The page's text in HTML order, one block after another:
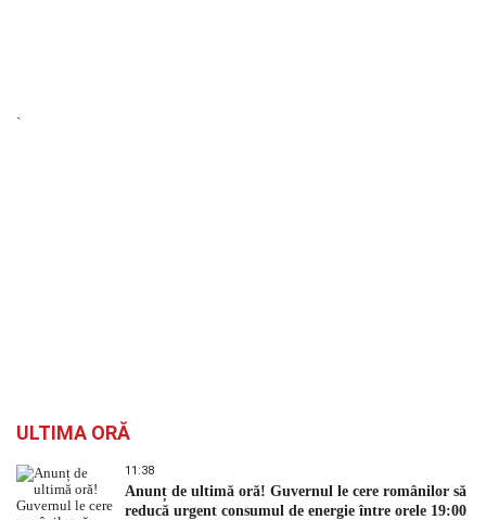
`
ULTIMA ORĂ
11:38
Anunț de ultimă oră! Guvernul le cere românilor să
reducă urgent consumul de energie între orele 19:00